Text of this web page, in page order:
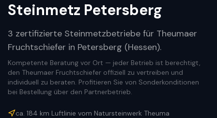
Steinmetz Petersberg
3 zertifizierte Steinmetzbetriebe für Theumaer
Fruchtschiefer in Petersberg (Hessen).
Kompetente Beratung vor Ort — jeder Betrieb ist berechtigt,
den Theumaer Fruchtschiefer offiziell zu vertreiben und
individuell zu beraten. Profitieren Sie von Sonderkonditionen
bei Bestellung über den Partnerbetrieb.
ca. 184 km Luftlinie vom Natursteinwerk Theuma